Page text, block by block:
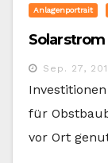
Anlagenportrait
Sep. 27,
für
vor Ort